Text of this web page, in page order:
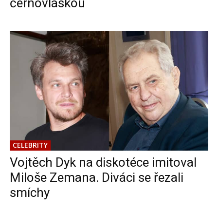
CELEBRITY
Vojtěch Dyk na diskotéce imitoval
Miloše Zemana. Diváci se řezali
smíchy